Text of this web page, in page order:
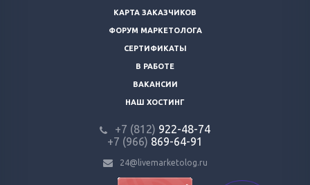
КАРТА ЗАКАЗЧИКОВ
ФОРУМ МАРКЕТОЛОГА
СЕРТИФИКАТЫ
В РАБОТЕ
ВАКАНСИИ
НАШ ХОСТИНГ
+7 (812) 922-48-74
+7 (966) 869-64-91
24@livemarketolog.ru